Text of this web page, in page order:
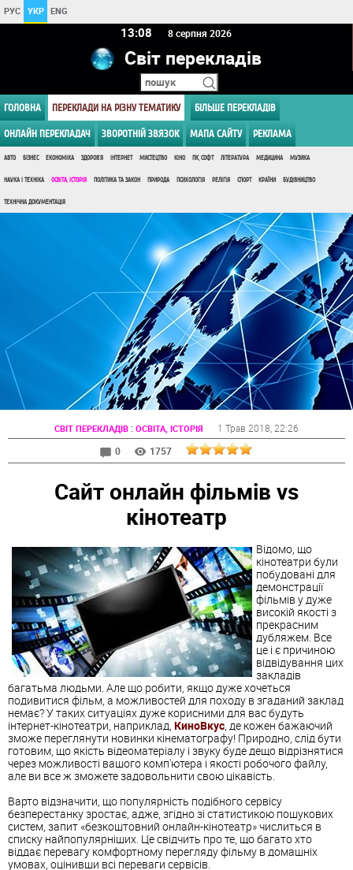
РУС УКР ENG
13:08 8 серпня 2026
Світ перекладів
ГОЛОВНА ПЕРЕКЛАДИ НА РІЗНУ ТЕМАТИКУ БІЛЬШЕ ПЕРЕКЛАДІВ
ОНЛАЙН ПЕРЕКЛАДАЧ ЗВОРОТНІЙ ЗВЯЗОК МАПА САЙТУ РЕКЛАМА
АВТО БІЗНЕС ЕКОНОМІКА ЗДОРОВ'Я ІНТЕРНЕТ МИСТЕЦТВО КІНО ПК, СОФТ ЛІТЕРАТУРА МЕДИЦИНА МУЗИКА
НАУКА І ТЕХНІКА ОСВІТА, ІСТОРІЯ ПОЛІТИКА ТА ЗАКОН ПРИРОДА ПСИХОЛОГІЯ РЕЛІГІЯ СПОРТ КРАЇНИ БУДІВНИЦТВО
ТЕХНІЧНА ДОКУМЕНТАЦІЯ
СВІТ ПЕРЕКЛАДІВ : ОСВІТА, ІСТОРІЯ 1 Трав 2018 , 22:26
0
1757
Сайт онлайн фільмів vs
кінотеатр
Відомо, що
кінотеатри були
побудовані для
демонстрації
фільмів у дуже
високій якості з
прекрасним
дубляжем. Все
це і є причиною
відвідування цих
закладів
багатьма людьми. Але що робити, якщо дуже хочеться
подивитися фільм, а можливостей для походу в згаданий заклад
немає? У таких ситуаціях дуже корисними для вас будуть
інтернет-кінотеатри, наприклад, КиноВкус, де кожен бажаючий
зможе переглянути новинки кінематографу! Природно, слід бути
готовим, що якість відеоматеріалу і звуку буде дещо відрізнятися
через можливості вашого комп'ютера і якості робочого файлу,
але ви все ж зможете задовольнити свою цікавість.
Варто відзначити, що популярність подібного сервісу
безперестанку зростає, адже, згідно зі статистикою пошукових
систем, запит «безкоштовний онлайн-кінотеатр» числиться в
списку найпопулярніших. Це свідчить про те, що багато хто
віддає перевагу комфортному перегляду фільму в домашніх
умовах, оцінивши всі переваги сервісів.